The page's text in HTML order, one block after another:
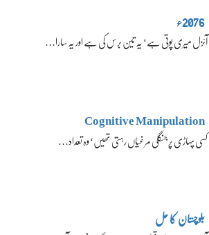
2076ء
آئزل میری پوتی ہے‘ یہ تین برس کی ہے اور یہ سارا…
Cognitive Manipulation
کسی پہاڑی پر جنگلی مرغیاں رہتی تھیں‘ وہ تعداد…
بلوچستان کا حل